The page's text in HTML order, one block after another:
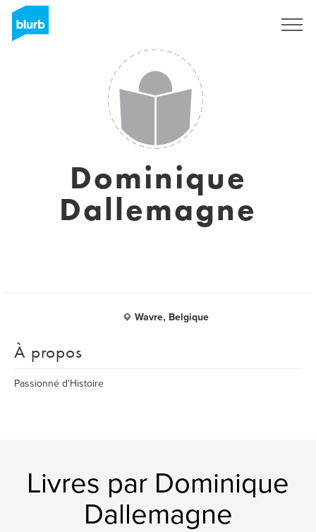
Dominique
Dallemagne
Wavre, Belgique
À propos
Passionné d'Histoire
Livres par Dominique
Dallemagne